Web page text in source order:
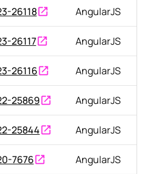
26118 AngularJS
26117 AngularJS
26116 AngularJS
25869 AngularJS
25844 AngularJS
7676 AngularJS